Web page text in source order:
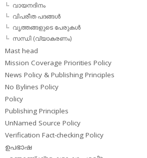
വായനദിനം
വിപരീത പദങ്ങള്‍
വൃത്തങ്ങളുടെ പേരുകള്‍
സന്ധി (വ്യാകരണം)
Mast head
Mission Coverage Priorities Policy
News Policy & Publishing Principles
No Bylines Policy
Policy
Publishing Principles
UnNamed Source Policy
Verification Fact-checking Policy
ഉപഭാഷ